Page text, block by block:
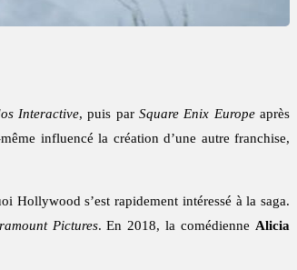
Interactive, puis parSquare Enix Europeaprès
influencé la création d’une autre franchise,
Hollywood s’est rapidement intéressé à la saga.
Pictures. En 2018, la comédienne Alicia